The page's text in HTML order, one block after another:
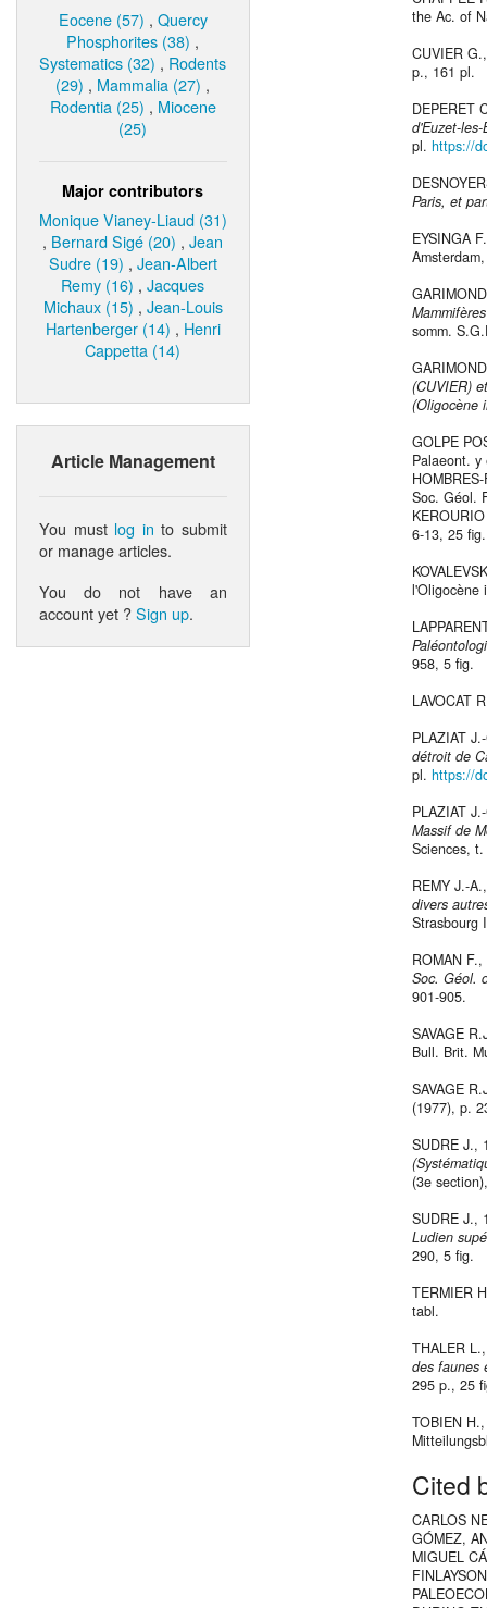
Eocene (57) , Quercy
Phosphorites (38) ,
Systematics (32) , Rodents
(29) , Mammalia (27) ,
Rodentia (25) , Miocene
(25)
Major contributors
Monique Vianey-Liaud (31)
, Bernard Sigé (20) ,Jean
Sudre (19) , Jean-Albert
Remy (16) ,Jacques
Michaux (15) , Jean-Louis
Hartenberger (14) , Henri
Cappetta (14)
Article Management
You must log in to submit
or manage articles.
You do not have an
account yet ?Sign up.
the Ac. of
CUVIER
p., 161 pl.
d'Euzet-
pl. https://
Paris, et
EYSINGA
somm.
(CUVIER)
(Oligocène
GOLPE
Palaeont.
Soc. Géol.
6-13, 25 fig.
l'Oligocène
958, 5 fig.
LAVOCAT
PLAZIAT
détroit de
pl. https://
PLAZIAT
Massif de
Sciences,
REMY J.-
divers
Strasbourg
ROMAN
Soc. Géol.
901-905.
SAVAGE
Bull. Brit.
SAVAGE
(1977), p.
SUDRE
(3e
SUDRE
Ludien
290, 5 fig.
TERMIER
tabl.
THALER
des faunes
295 p., 25
TOBIEN
Cited
CARLOS
GÓMEZ,
MIGUEL